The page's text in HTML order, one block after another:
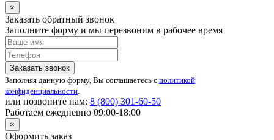
×
Заказать обратный звонок
Заполните форму и мы перезвоним в рабочее время
Заказать звонок
Заполняя данную форму, Вы соглашаетесь с политикой
конфиденциальности.
или позвоните нам: 8 (800) 301-60-50
Работаем ежедневно 09:00-18:00
×
Оформить заказ